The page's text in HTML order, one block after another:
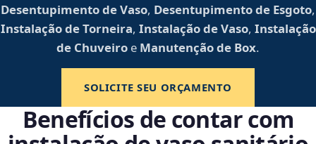
Desentupimento de Vaso, Desentupimento de Esgoto,
Instalação de Torneira, Instalação de Vaso, Instalação
de Chuveiro e Manutenção de Box.
SOLICITE SEU ORÇAMENTO
Benefícios de contar com